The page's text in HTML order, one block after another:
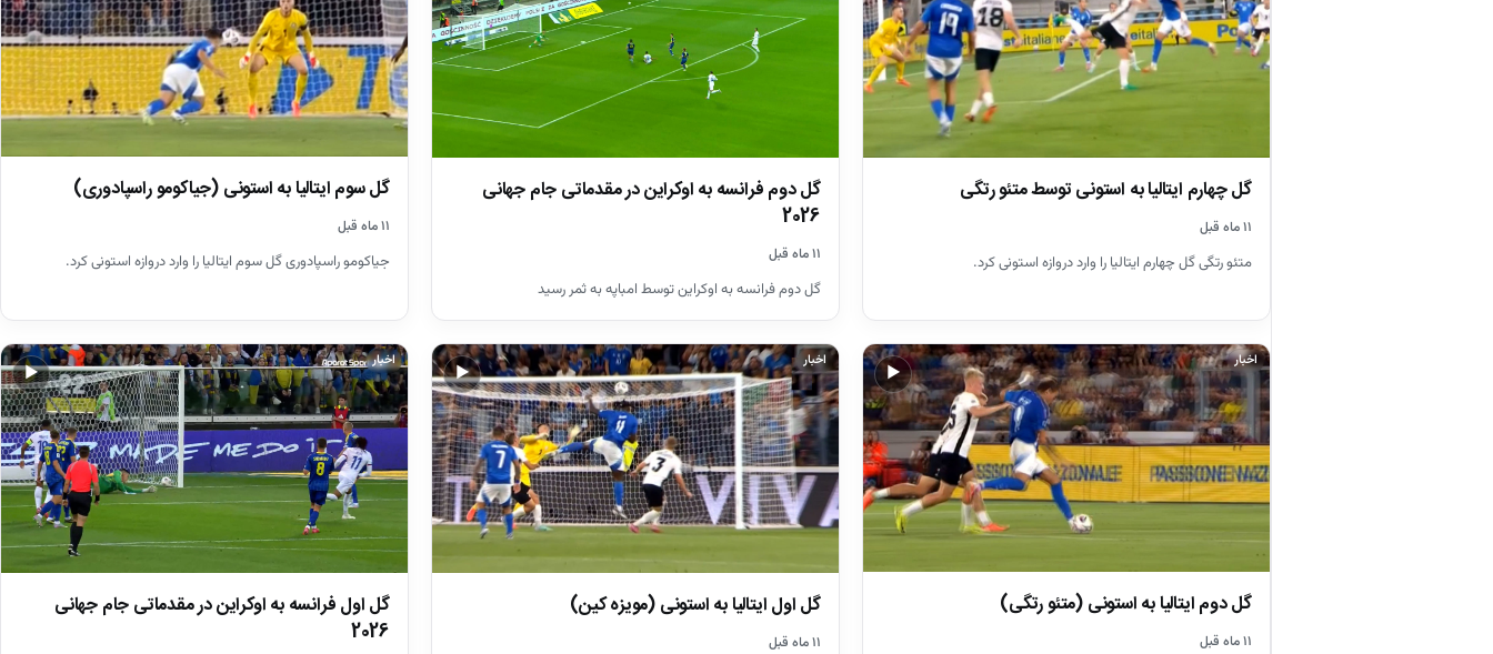
گل چهارم ایتالیا به استونی توسط متئو رتگی
۱۱ ماه قبل
متئو رتگی گل چهارم ایتالیا را وارد دروازه استونی کرد.
گل دوم فرانسه به اوکراین در مقدماتی جام جهانی
2026
۱۱ ماه قبل
گل دوم فرانسه به اوکراین توسط امباپه به ثمر رسید
گل سوم ایتالیا به استونی (جیاکومو راسپادوری)
۱۱ ماه قبل
جیاکومو راسپادوری گل سوم ایتالیا را وارد دروازه استونی کرد.
▶
اخبار
گل دوم ایتالیا به استونی (متئو رتگی)
۱۱ ماه قبل
▶
اخبار
گل اول ایتالیا به استونی (مویزه کین)
۱۱ ماه قبل
▶
اخبار
گل اول فرانسه به اوکراین در مقدماتی جام جهانی
2026